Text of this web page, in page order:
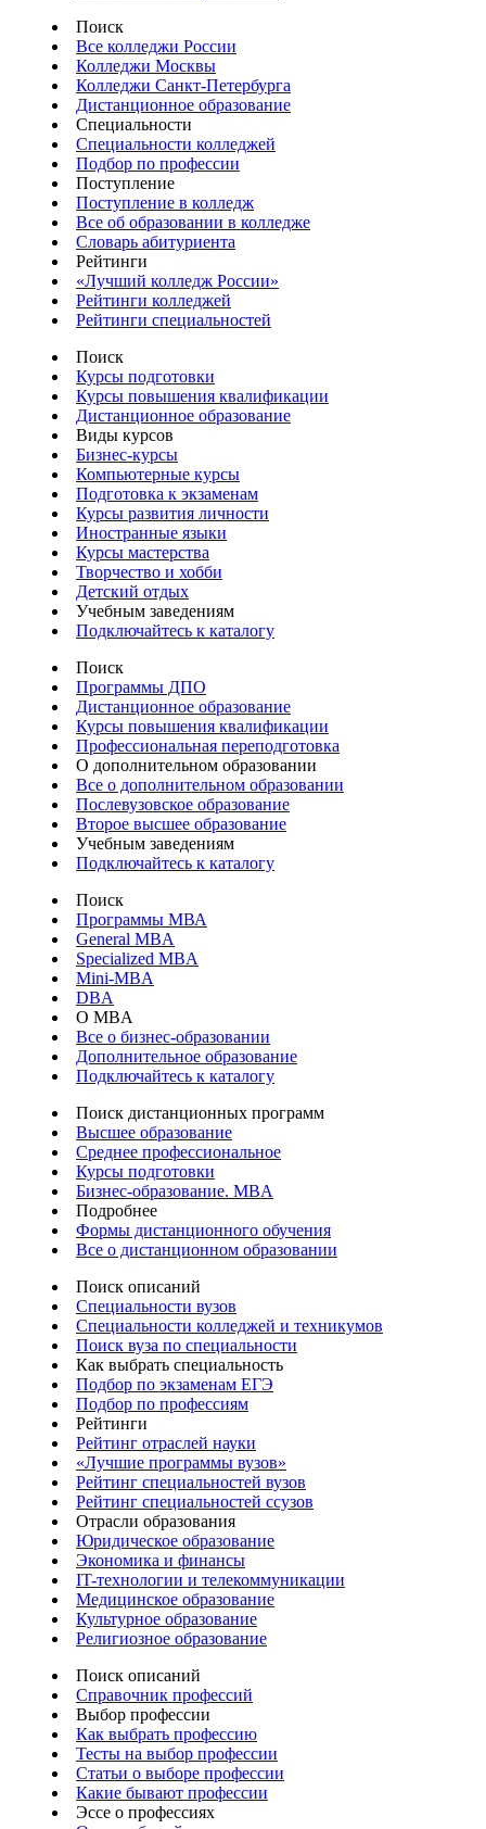
Поиск
Все колледжи России
Колледжи Москвы
Колледжи Санкт-Петербурга
Дистанционное образование
Специальности
Специальности колледжей
Подбор по профессии
Поступление
Поступление в колледж
Все об образовании в колледже
Словарь абитуриента
Рейтинги
«Лучший колледж России»
Рейтинги колледжей
Рейтинги специальностей
Поиск
Курсы подготовки
Курсы повышения квалификации
Дистанционное образование
Виды курсов
Бизнес-курсы
Компьютерные курсы
Подготовка к экзаменам
Курсы развития личности
Иностранные языки
Курсы мастерства
Творчество и хобби
Детский отдых
Учебным заведениям
Подключайтесь к каталогу
Поиск
Программы ДПО
Дистанционное образование
Курсы повышения квалификации
Профессиональная переподготовка
О дополнительном образовании
Все о дополнительном образовании
Послевузовское образование
Второе высшее образование
Учебным заведениям
Подключайтесь к каталогу
Поиск
Программы МВА
General MBA
Specialized MBA
Mini-MBA
DBA
О MBA
Все о бизнес-образовании
Дополнительное образование
Подключайтесь к каталогу
Поиск дистанционных программ
Высшее образование
Среднее профессиональное
Курсы подготовки
Бизнес-образование. MBA
Подробнее
Формы дистанционного обучения
Все о дистанционном образовании
Поиск описаний
Специальности вузов
Специальности колледжей и техникумов
Поиск вуза по специальности
Как выбрать специальность
Подбор по экзаменам ЕГЭ
Подбор по профессиям
Рейтинги
Рейтинг отраслей науки
«Лучшие программы вузов»
Рейтинг специальностей вузов
Рейтинг специальностей ссузов
Отрасли образования
Юридическое образование
Экономика и финансы
IT-технологии и телекоммуникации
Медицинское образование
Культурное образование
Религиозное образование
Поиск описаний
Справочник профессий
Выбор профессии
Как выбрать профессию
Тесты на выбор профессии
Статьи о выборе профессии
Какие бывают профессии
Эссе о профессиях